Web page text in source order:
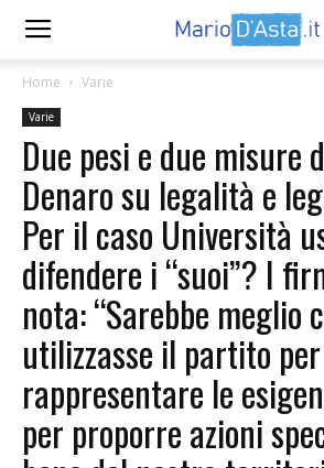
Home Varie
Varie
Due pesi e due misure
Denaro su legalità e
Per il caso Università
difendere i “suoi”? I
nota: “Sarebbe meglio
utilizzasse il partito per
rappresentare le
per proporre azioni